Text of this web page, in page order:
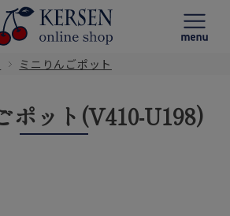
ミニりんごポット
ポット(V410-U198)